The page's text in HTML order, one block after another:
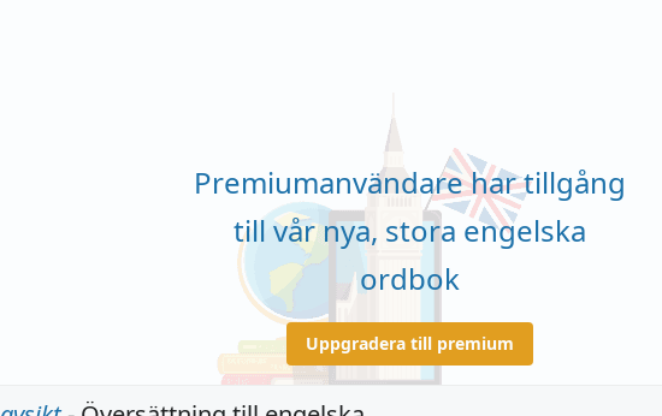
Premiumanvändare har tillgång
till vår nya, stora engelska
ordbok
Uppgradera till premium